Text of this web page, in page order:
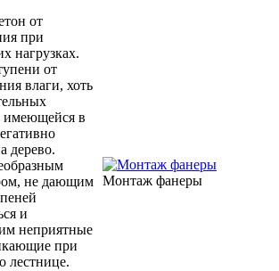
от
при
нагрузках.
от
влаги, хоть
имеющейся в
дерево.
не дающим
и
неприятные
при
лестнице.
Монтаж фанеры